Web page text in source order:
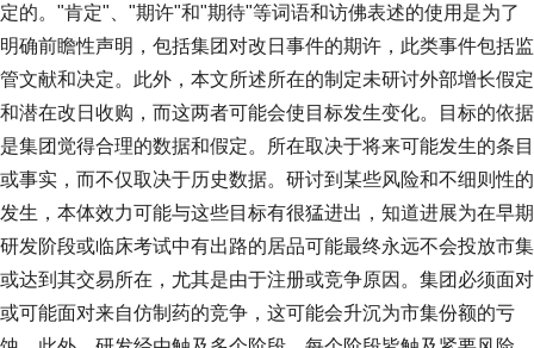
定的。"肯定"、"期许"和"期待"等词语和访佛表述的使用是为了
明确前瞻性声明，包括集团对改日事件的期许，此类事件包括监
管文献和决定。此外，本文所述所在的制定未研讨外部增长假定
和潜在改日收购，而这两者可能会使目标发生变化。目标的依据
是集团觉得合理的数据和假定。所在取决于将来可能发生的条目
或事实，而不仅取决于历史数据。研讨到某些风险和不细则性的
发生，本体效力可能与这些目标有很猛进出，知道进展为在早期
研发阶段或临床考试中有出路的居品可能最终永远不会投放市集
或达到其交易所在，尤其是由于注册或竞争原因。集团必须面对
或可能面对来自仿制药的竞争，这可能会升沉为市集份额的亏